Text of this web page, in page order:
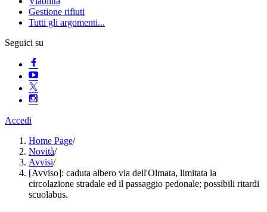
Gestione rifiuti
Tutti gli argomenti...
Seguici su
Accedi
Home Page/
Novità/
Avvisi/
[Avviso]: caduta albero via dell'Olmata, limitata la
circolazione stradale ed il passaggio pedonale; possibili ritardi
scuolabus.